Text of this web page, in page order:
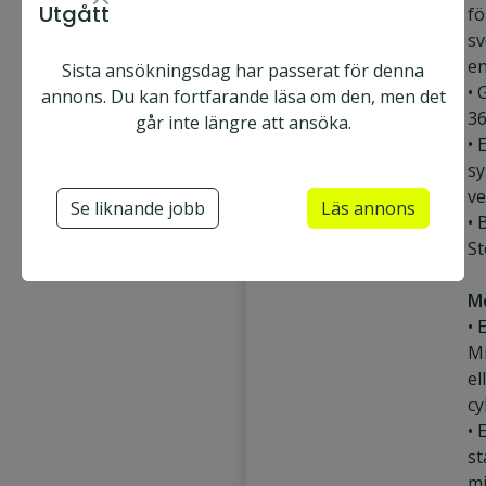
•
•
•
•
•
Utgått
Sista ansökningsdag har passerat för denna
annons. Du kan fortfarande läsa om den, men det
går inte längre att ansöka.
Se liknande jobb Läs annons